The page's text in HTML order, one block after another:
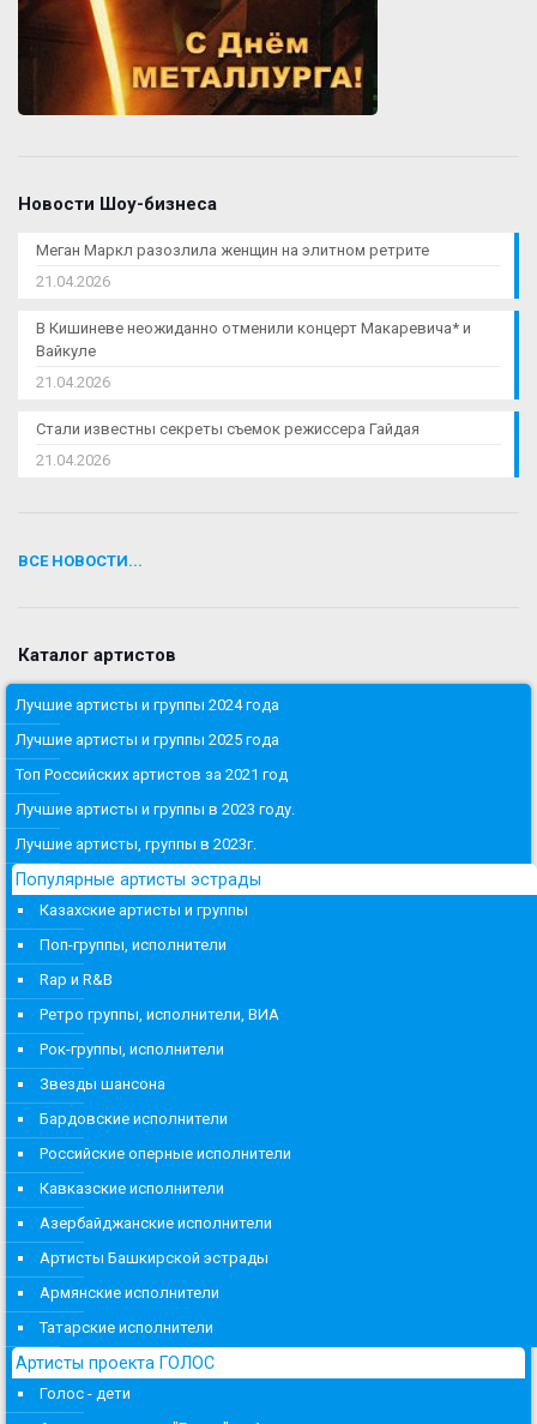
Новости Шоу-бизнеса
Меган Маркл разозлила женщин на элитном ретрите
21.04.2026
В Кишиневе неожиданно отменили концерт Макаревича* и
Вайкуле
21.04.2026
Стали известны секреты съемок режиссера Гайдая
21.04.2026
ВСЕ НОВОСТИ...
Каталог артистов
Лучшие артисты и группы 2024 года
Лучшие артисты и группы 2025 года
Топ Российских артистов за 2021 год
Лучшие артисты и группы в 2023 году.
Лучшие артисты, группы в 2023г.
Популярные артисты эстрады
Казахские артисты и группы
Поп-группы, исполнители
Rap и R&B
Ретро группы, исполнители, ВИА
Рок-группы, исполнители
Звезды шансона
Бардовские исполнители
Российские оперные исполнители
Кавказские исполнители
Азербайджанские исполнители
Артисты Башкирской эстрады
Армянские исполнители
Татарские исполнители
Артисты проекта ГОЛОС
Голос - дети